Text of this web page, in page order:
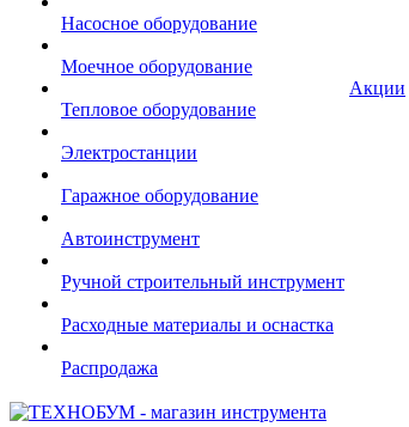
Насосное оборудование
Моечное оборудование
Тепловое оборудование
Электростанции
Гаражное оборудование
Автоинструмент
Ручной строительный инструмент
Расходные материалы и оснастка
Распродажа
Акции